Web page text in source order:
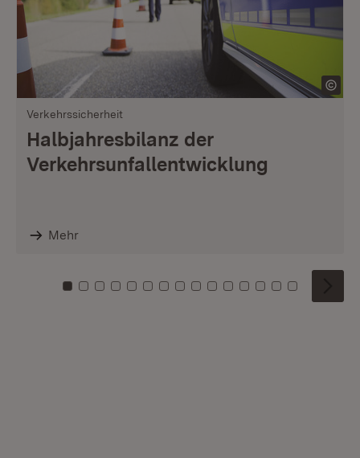
Verkehrssicherheit
Halbjahresbilanz der
Verkehrsunfallentwicklung
Mehr
Zu Kachel: 0
Zu Kachel: 1
Zu Kachel: 2
Zu Kachel: 3
Zu Kachel: 4
Zu Kachel: 5
Zu Kachel: 6
Zu Kachel: 7
Zu Kachel: 8
Zu Kachel: 9
Zu Kachel: 10
Zu Kachel: 11
Zu Kachel: 12
Zu Kachel:
Zu